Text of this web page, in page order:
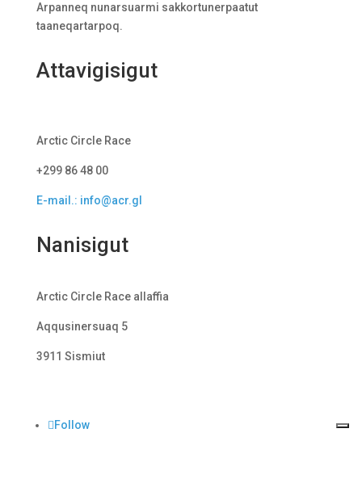
Arpanneq nunarsuarmi sakkortunerpaatut
taaneqartarpoq.
Attavigisigut
Arctic Circle Race
+299 86 48 00
E-mail.: info@acr.gl
Nanisigut
Arctic Circle Race allaffia
Aqqusinersuaq 5
3911 Sismiut
Follow